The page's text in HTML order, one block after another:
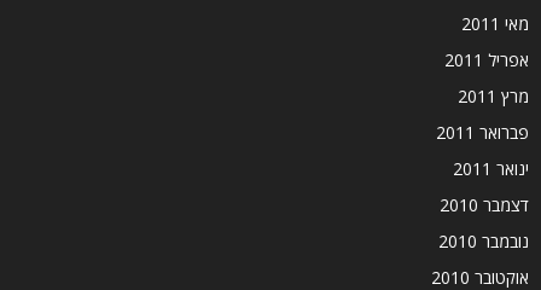
מאי 2011
אפריל 2011
מרץ 2011
פברואר 2011
ינואר 2011
דצמבר 2010
נובמבר 2010
אוקטובר 2010